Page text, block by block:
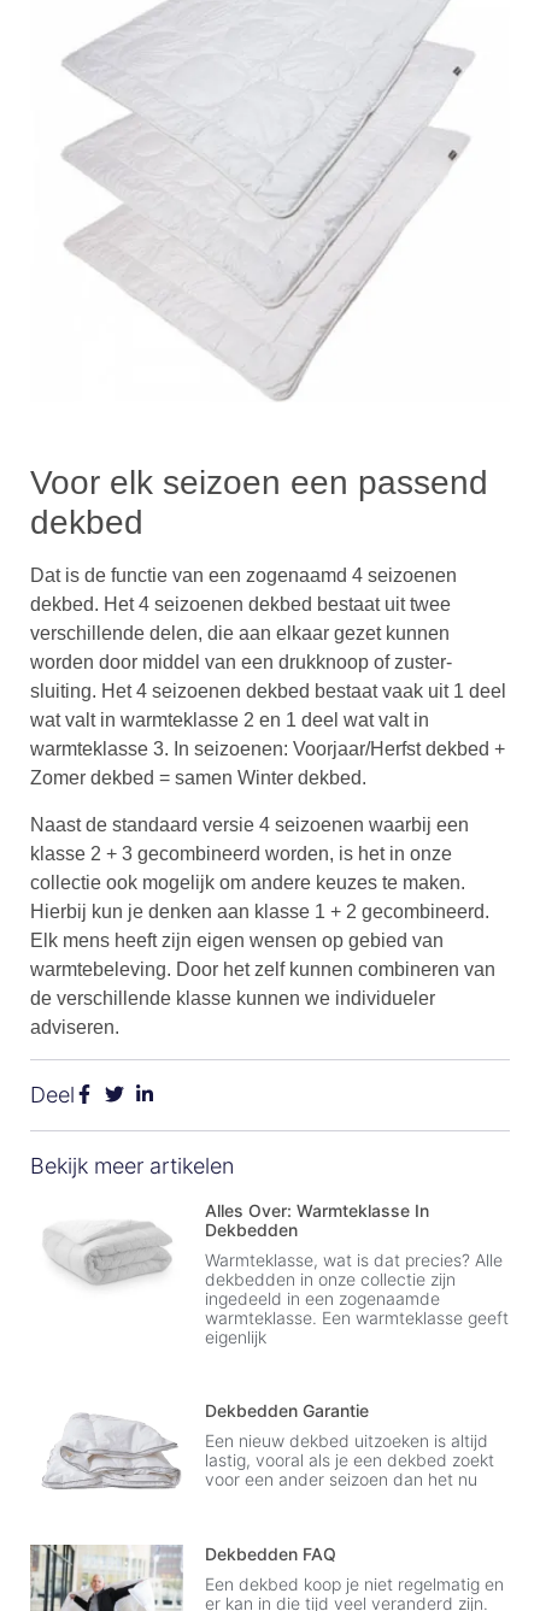
Voor elk seizoen een passend
dekbed
Dat is de functie van een zogenaamd 4 seizoenen
dekbed. Het 4 seizoenen dekbed bestaat uit twee
verschillende delen, die aan elkaar gezet kunnen
worden door middel van een drukknoop of zuster-
sluiting. Het 4 seizoenen dekbed bestaat vaak uit 1 deel
wat valt in warmteklasse 2 en 1 deel wat valt in
warmteklasse 3. In seizoenen: Voorjaar/Herfst dekbed +
Zomer dekbed = samen Winter dekbed.
Naast de standaard versie 4 seizoenen waarbij een
klasse 2 + 3 gecombineerd worden, is het in onze
collectie ook mogelijk om andere keuzes te maken.
Hierbij kun je denken aan klasse 1 + 2 gecombineerd.
Elk mens heeft zijn eigen wensen op gebied van
warmtebeleving. Door het zelf kunnen combineren van
de verschillende klasse kunnen we individueler
adviseren.
Deel
Bekijk meer artikelen
Alles Over: Warmteklasse In
Dekbedden
Warmteklasse, wat is dat precies? Alle
dekbedden in onze collectie zijn
ingedeeld in een zogenaamde
warmteklasse. Een warmteklasse geeft
eigenlijk
Dekbedden Garantie
Een nieuw dekbed uitzoeken is altijd
lastig, vooral als je een dekbed zoekt
voor een ander seizoen dan het nu
Dekbedden FAQ
Een dekbed koop je niet regelmatig en
er kan in die tijd veel veranderd zijn.